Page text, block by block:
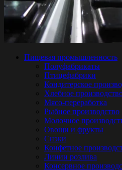
Пищевая промышленность
Полуфабрикаты
Птицефабрики
Кондитерское
Хлебное
Мясо-переработка
Рыбное производство
Молочное
Овощи и фрукты
Снэки
Конфетное
Линии розлива
Консервное